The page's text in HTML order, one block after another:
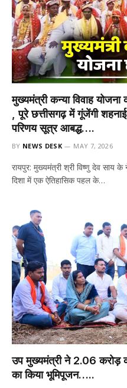
मुख्यमंत्री कन्या विवाह
, पूरे छत्तीसगढ़ में गूंजेंगी
परिणय सूत्र आबद्ध….
BY NEWS DESK MAY 7, 2026
रायपुर: मुख्यमंत्री श्री विष्णु देव साय
दिशा में एक ऐतिहासिक पहल के…
उप मुख्यमंत्री ने 2.06 करोड़
का किया भूमिपूजन…..